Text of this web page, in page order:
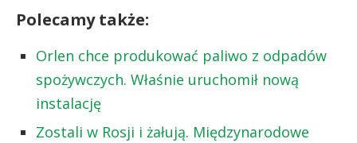
Polecamy także:
Orlen chce produkować paliwo z odpadów
spożywczych. Właśnie uruchomił nową
instalację
Zostali w Rosji i żałują. Międzynarodowe